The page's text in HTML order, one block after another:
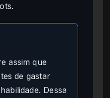
assim que
de gastar
Dessa